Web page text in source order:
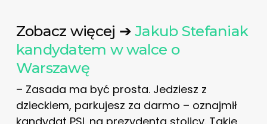
Zobacz więcej ➔Jakub Stefaniak
kandydatem w walce o
Warszawę
– Zasada ma być prosta. Jedziesz z
dzieckiem, parkujesz za darmo – oznajmił